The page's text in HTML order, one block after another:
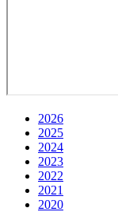
2026
2025
2024
2023
2022
2021
2020